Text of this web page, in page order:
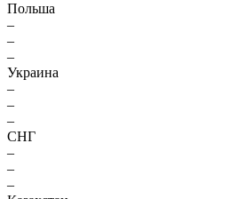
Польша
–
–
–
Украина
–
–
–
СНГ
–
–
–